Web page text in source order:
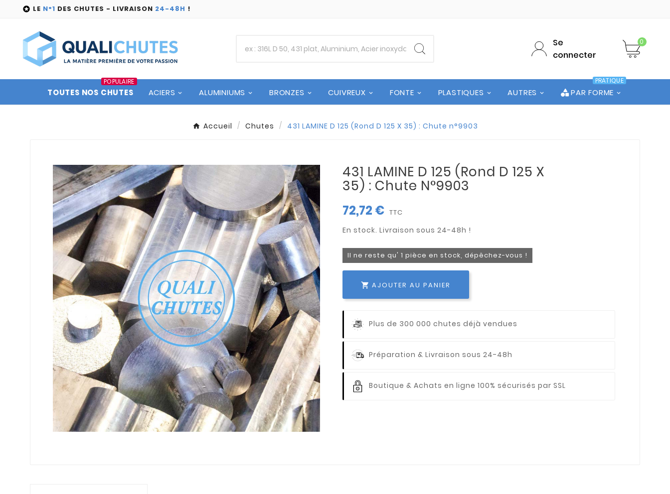
 LE N°1 DES CHUTES - LIVRAISON 24-48H !
Se
connecter
0
TOUTES NOS CHUTES
POPULAIRE
ACIERS ALUMINIUMS BRONZES CUIVREUX FONTE PLASTIQUES AUTRES PAR FORME
PRATIQUE
Accueil Chutes 431 LAMINE D 125 (Rond D 125 X 35) : Chute n°9903
431 LAMINE D 125 (Rond D 125 X
35) : Chute N°9903
72,72 € TTC
Il ne reste qu' 1 pièce en stock, dépêchez-vous !
 AJOUTER AU PANIER
Plus de 300 000 chutes déjà vendues
Préparation & Livraison sous 24-48h
Boutique & Achats en ligne 100% sécurisés par SSL